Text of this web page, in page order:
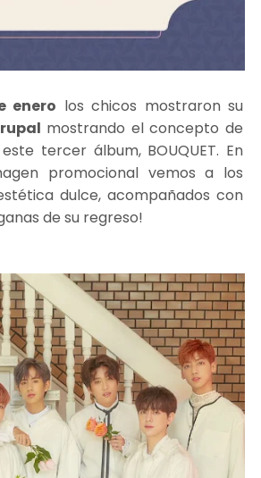
enero los chicos mostraron su
mostrando el concepto de
tercer álbum, BOUQUET. En
promocional vemos a los
dulce, acompañados con
de su regreso!